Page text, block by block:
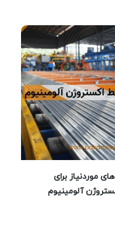
موردنیاز برای
آلومینیوم